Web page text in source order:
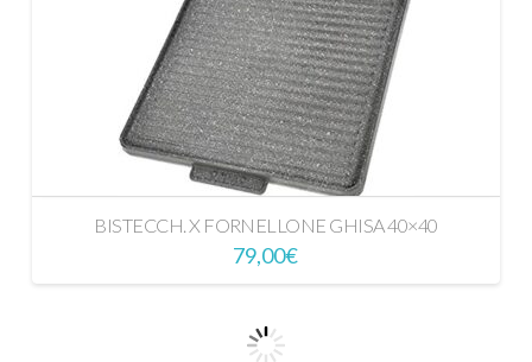
BISTECCH. X FORNELLONE GHISA 40×40
79,00€